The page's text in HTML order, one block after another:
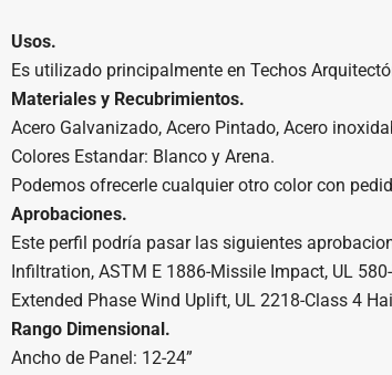
Usos.
Es utilizado principalmente en Techos
Materiales y Recubrimientos.
Acero Galvanizado, Acero Pintado, Acero
Colores Estandar: Blanco y Arena.
Podemos ofrecerle cualquier otro color con
Aprobaciones.
Este perfil podría pasar las siguientes
Infiltration, ASTM E 1886-Missile Impact, UL
Extended Phase Wind Uplift, UL 2218-Class 4
Rango Dimensional.
Ancho de Panel: 12-24”